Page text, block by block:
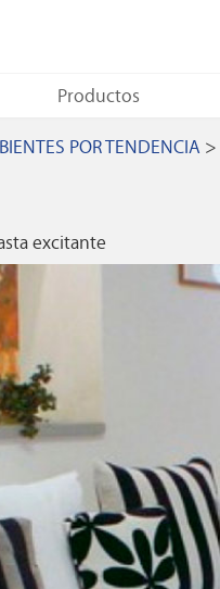
Productos
POR TENDENCIA >
excitante